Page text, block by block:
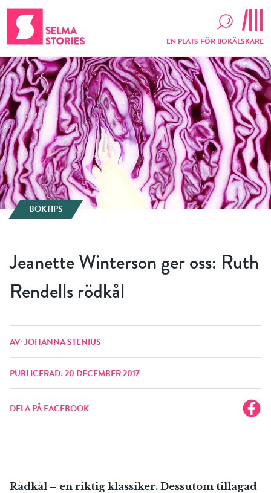
EN PLATS FÖR BOKÄLSKARE
BOKTIPS
Jeanette Winterson ger oss: Ruth
Rendells rödkål
AV: JOHANNA STENIUS
PUBLICERAD: 20 DECEMBER 2017
DELA PÅ FACEBOOK
Rådkål – en riktig klassiker. Dessutom tillagad